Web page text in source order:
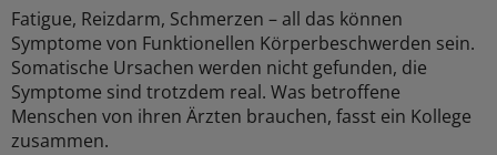
Fatigue, Reizdarm, Schmerzen – all das können
Symptome von Funktionellen Körperbeschwerden sein.
Somatische Ursachen werden nicht gefunden, die
Symptome sind trotzdem real. Was betroffene
Menschen von ihren Ärzten brauchen, fasst ein Kollege
zusammen.